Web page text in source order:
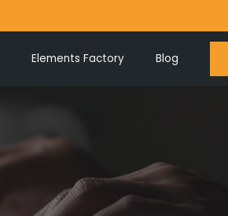
Elements Factory Blog